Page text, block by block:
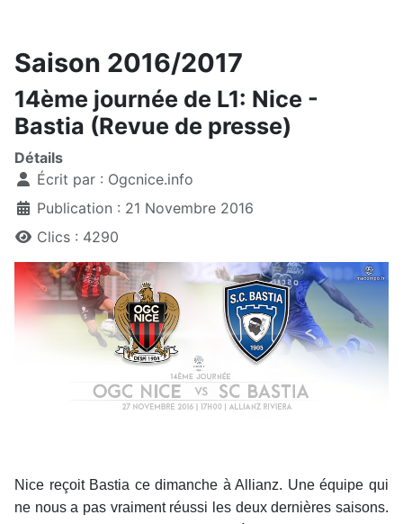
Saison 2016/2017
14ème journée de L1: Nice -
Bastia (Revue de presse)
Détails
Écrit par : Ogcnice.info
Publication : 21 Novembre 2016
Clics : 4290
Nice reçoit Bastia ce dimanche à Allianz. Une équipe qui
ne nous a pas vraiment réussi les deux dernières saisons.